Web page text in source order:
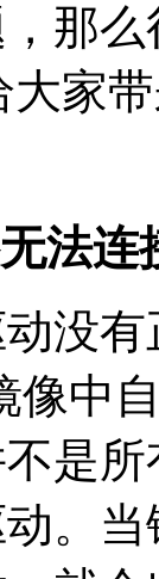
那
大家
法连
没
像中
是
。